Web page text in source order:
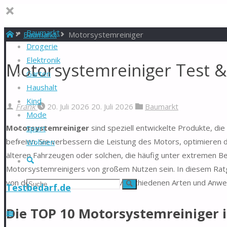
Baumarkt
Drogerie
Elektronik
Garten
Haushalt
Kind
Mode
Sport
Wohnen
Suche
Suchen Suche
Testbedarf.de
StartBaumarkt Motorsystemreiniger
Motorsystemreiniger Test
Frank 20. Juli 2026 20. Juli 2026 Baumarkt
Motorsystemreiniger sind speziell entwickelte Produkte,
befreien. Sie verbessern die Leistung des Motors, optimieren
älteren Fahrzeugen oder solchen, die häufig unter extremen
Motorsystemreinigers von großem Nutzen sein. In diesem
von den Vorteilen bis hin zu den verschiedenen Arten und
Die TOP 10 Motorsystemreiniger